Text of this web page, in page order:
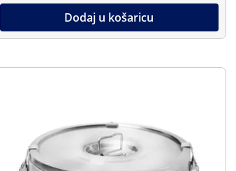
Dodaj u košaricu